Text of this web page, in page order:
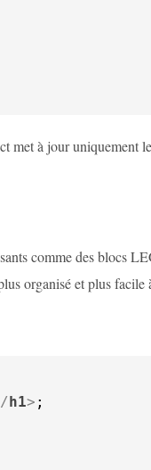
met à jour uniquement
comme des blocs
organisé et plus facile
h1> ;